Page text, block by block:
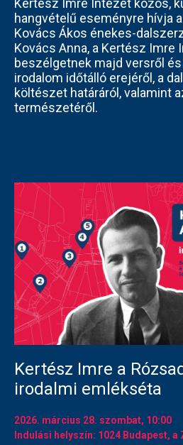
hangvételű eseményre hívja
Kovács Ákos énekes-
Kovács Anna, a Kertész Imre
beszélgetnek majd versről
irodalom időtálló erejéről, a
költészet határáról, valamint
természetéről.
Kertész Imre a
irodalmi emlékséta
2026. március 28. szombat, 10:00
Indulási helyszín: 1024 Budapest,